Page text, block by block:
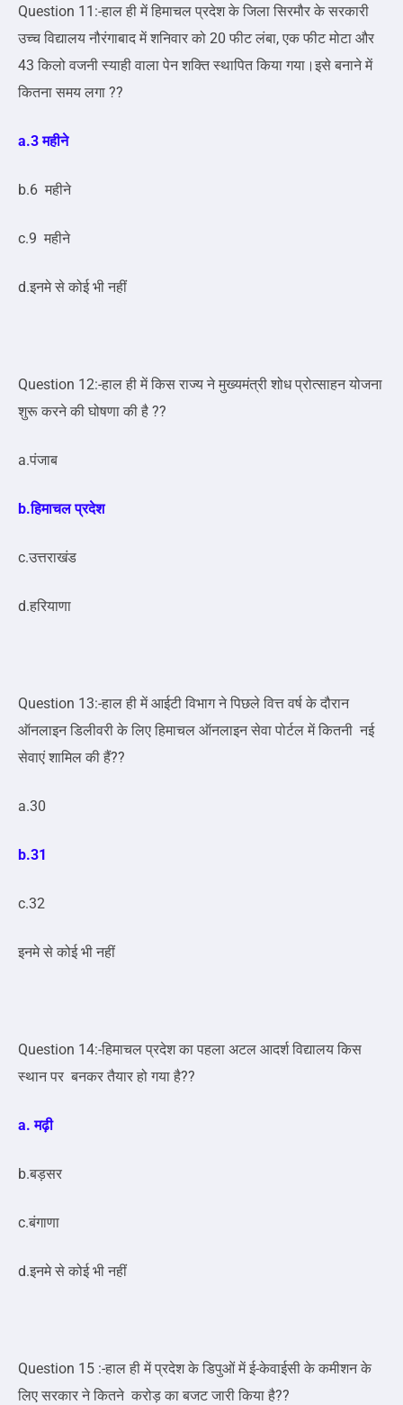
Question 11:-हाल ही में हिमाचल प्रदेश के जिला सिरमौर के सरकारी
उच्च विद्यालय नौरंगाबाद में शनिवार को 20 फीट लंबा, एक फीट मोटा और
43 किलो वजनी स्याही वाला पेन शक्ति स्थापित किया गया।इसे बनाने में
कितना समय लगा ??
a.3 महीने
b.6 महीने
c.9 महीने
d.इनमे से कोई भी नहीं
Question 12:-हाल ही में किस राज्य ने मुख्यमंत्री शोध प्रोत्साहन योजना
शुरू करने की घोषणा की है ??
a.पंजाब
b.हिमाचल प्रदेश
c.उत्तराखंड
d.हरियाणा
Question 13:-हाल ही में आईटी विभाग ने पिछले वित्त वर्ष के दौरान
ऑनलाइन डिलीवरी के लिए हिमाचल ऑनलाइन सेवा पोर्टल में कितनी नई
सेवाएं शामिल की हैं??
a.30
b.31
c.32
इनमे से कोई भी नहीं
Question 14:-हिमाचल प्रदेश का पहला अटल आदर्श विद्यालय किस
स्थान पर बनकर तैयार हो गया है??
a. मढ़ी
b.बड़सर
c.बंगाणा
d.इनमे से कोई भी नहीं
Question 15 :-हाल ही में प्रदेश के डिपुओं में ई-केवाईसी के कमीशन के
लिए सरकार ने कितने करोड़ का बजट जारी किया है??